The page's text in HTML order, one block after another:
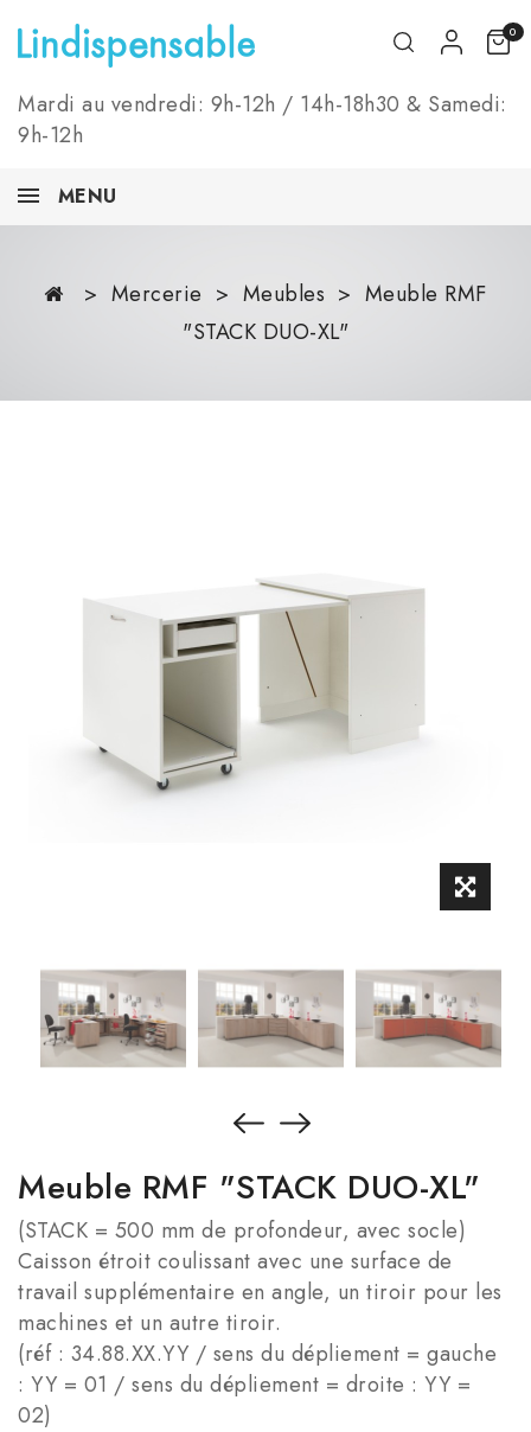
Mardi au vendredi: 9h-12h / 14h-18h30 & Samedi:
9h-12h
0
MENU
Mercerie Meubles
Meuble RMF
"STACK DUO-XL"
Meuble RMF "STACK DUO-XL"
(STACK = 500 mm de profondeur, avec socle)
Caisson étroit coulissant avec une surface de
travail supplémentaire en angle, un tiroir pour les
machines et un autre tiroir.
(réf : 34.88.XX.YY / sens du dépliement = gauche
: YY = 01 / sens du dépliement = droite : YY =
02)